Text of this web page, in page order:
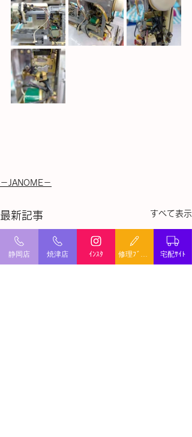
－JANOME－
最新記事 すべて表示
静岡店 焼津店 ｲﾝｽﾀ 宅配ｻｲﾄ